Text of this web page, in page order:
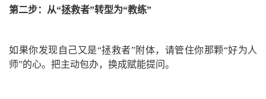
第二步：从“拯救者”转型为“教练”
如果你发现自己又是“拯救者”附体，请管住你那颗“好为人
师”的心。把主动包办，换成赋能提问。